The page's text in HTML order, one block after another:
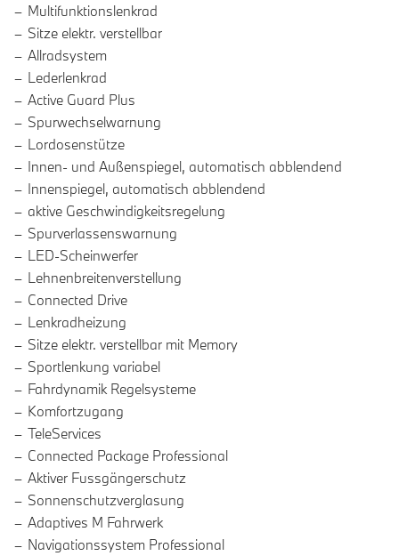
Multifunktionslenkrad
Sitze elektr. verstellbar
Allradsystem
Lederlenkrad
Active Guard Plus
Spurwechselwarnung
Lordosenstütze
Innen- und Außenspiegel, automatisch abblendend
Innenspiegel, automatisch abblendend
aktive Geschwindigkeitsregelung
Spurverlassenswarnung
LED-Scheinwerfer
Lehnenbreitenverstellung
Connected Drive
Lenkradheizung
Sitze elektr. verstellbar mit Memory
Sportlenkung variabel
Fahrdynamik Regelsysteme
Komfortzugang
TeleServices
Connected Package Professional
Aktiver Fussgängerschutz
Sonnenschutzverglasung
Adaptives M Fahrwerk
Navigationssystem Professional